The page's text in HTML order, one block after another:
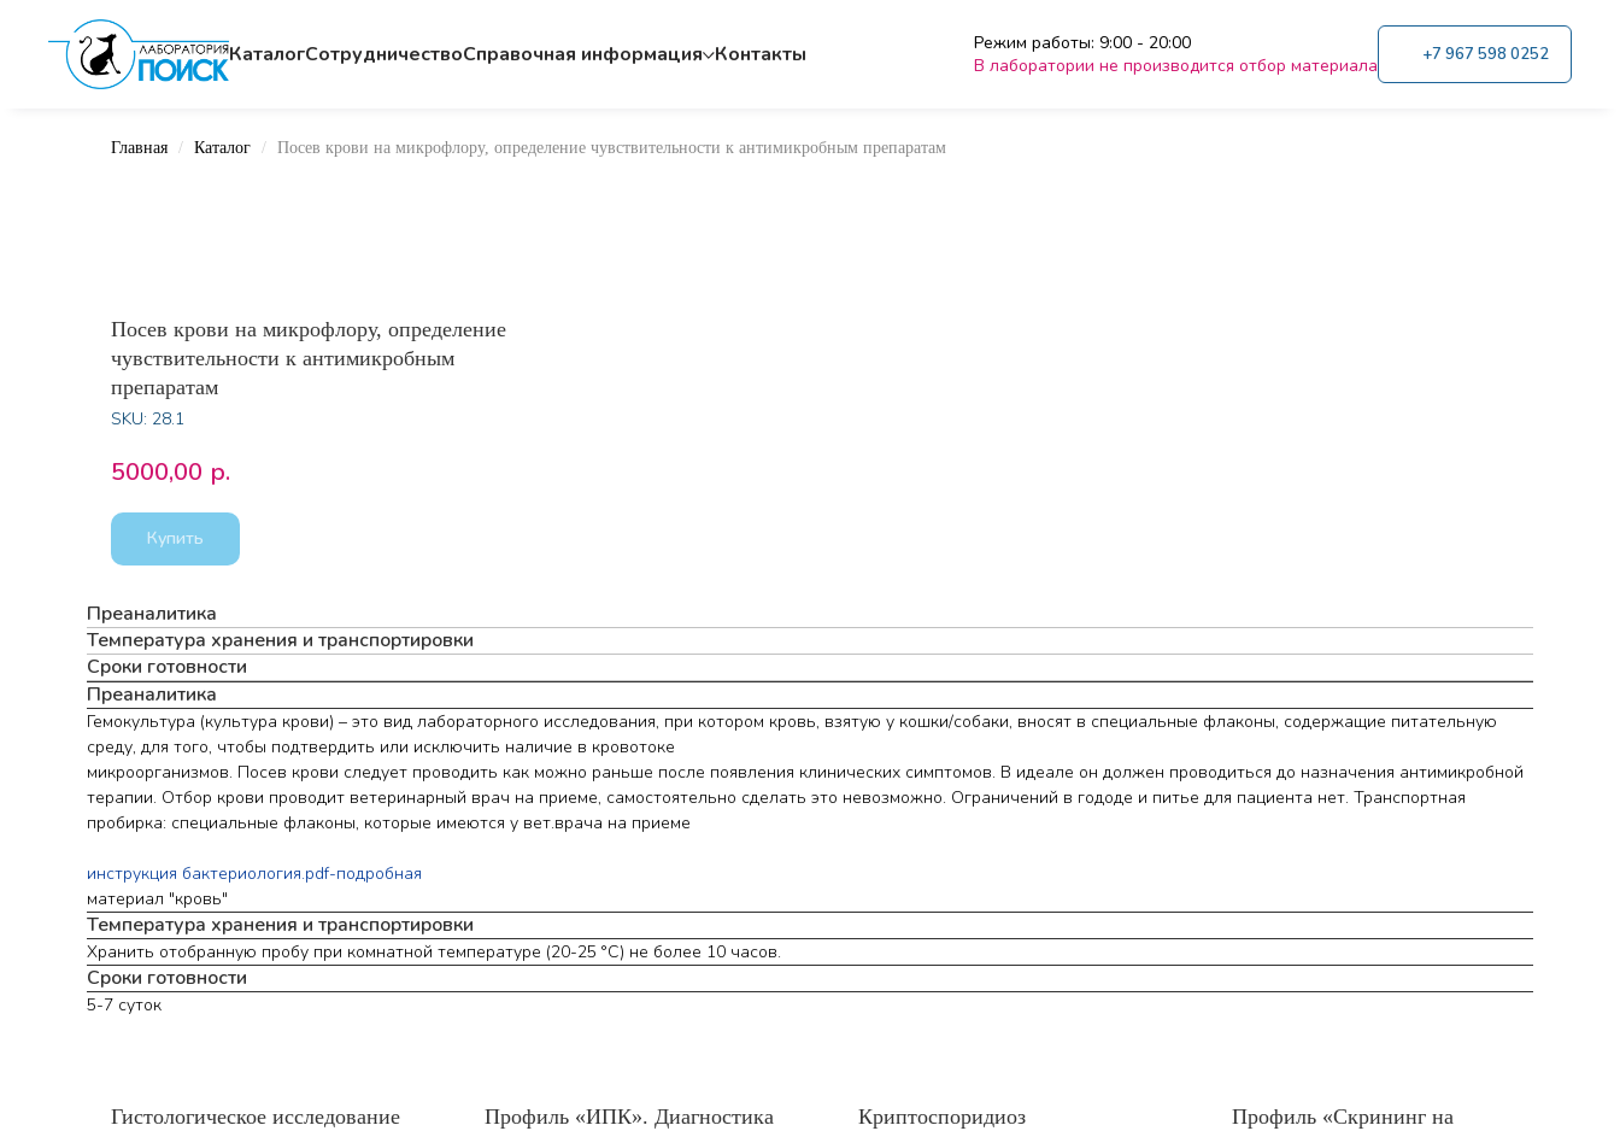
КаталогСотрудничествоCправочная информация Контакты
Режим работы: 9:00 - 20:00
В лаборатории не производится отбор материала
+7 967 598 0252
Главная Каталог Посев крови на микрофлору, определение чувствительности к антимикробным препаратам
Посев крови на микрофлору, определение
чувствительности к антимикробным
препаратам
SKU: 28.1
5000,00 р.
Купить
Преаналитика
Температура хранения и транспортировки
Сроки готовности
Преаналитика
Гемокультура (культура крови) – это вид лабораторного исследования, при котором кровь, взятую у кошки/собаки, вносят в специальные флаконы, содержащие питательную
среду, для того, чтобы подтвердить или исключить наличие в кровотоке
микроорганизмов. Посев крови следует проводить как можно раньше после появления клинических симптомов. В идеале он должен проводиться до назначения антимикробной
терапии. Отбор крови проводит ветеринарный врач на приеме, самостоятельно сделать это невозможно. Ограничений в гододе и питье для пациента нет. Транспортная
пробирка: специальные флаконы, которые имеются у вет.врача на приеме
инструкция бактериология.pdf-подробная
материал "кровь"
Температура хранения и транспортировки
Хранить отобранную пробу при комнатной температуре (20-25 °С) не более 10 часов.
Сроки готовности
5-7 суток
Гистологическое исследование
Профиль «ИПК». Диагностика
Криптоспоридиоз
Профиль «Скрининг на